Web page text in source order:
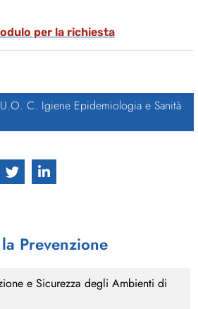
per la richiesta
C. Igiene Epidemiologia e Sanità
Prevenzione
e Sicurezza degli Ambienti di